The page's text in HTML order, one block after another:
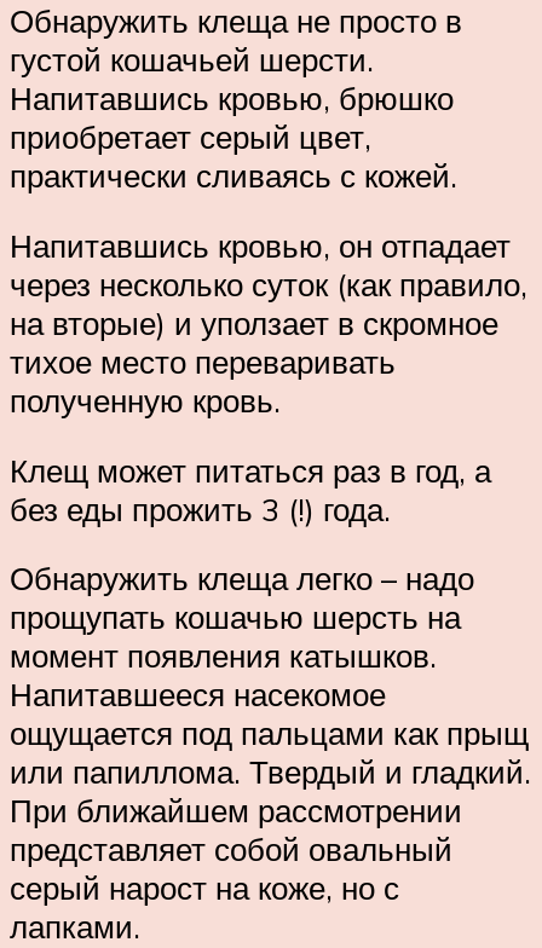
Обнаружить клеща не просто в
густой кошачьей шерсти.
Напитавшись кровью, брюшко
приобретает серый цвет,
практически сливаясь с кожей.
Напитавшись кровью, он отпадает
через несколько суток (как правило,
на вторые) и уползает в скромное
тихое место переваривать
полученную кровь.
Клещ может питаться раз в год, а
без еды прожить 3 (!) года.
Обнаружить клеща легко – надо
прощупать кошачью шерсть на
момент появления катышков.
Напитавшееся насекомое
ощущается под пальцами как прыщ
или папиллома. Твердый и гладкий.
При ближайшем рассмотрении
представляет собой овальный
серый нарост на коже, но с
лапками.